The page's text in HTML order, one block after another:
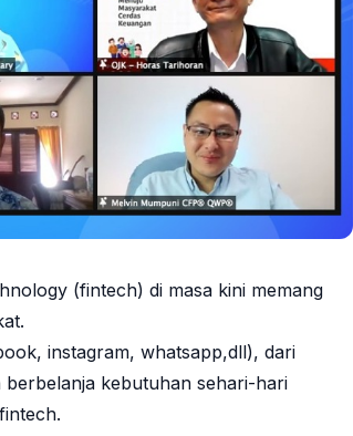
(fintech) di masa kini memang
instagram, whatsapp,dll), dari
kebutuhan sehari-hari